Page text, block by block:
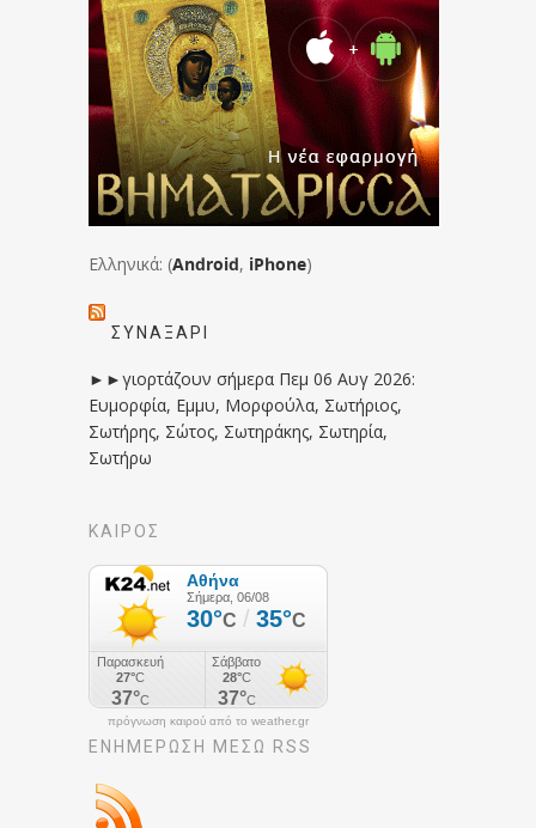
Ελληνικά: (Android, iPhone)
ΣΥΝΑΞΆΡΙ
►►γιορτάζουν σήμερα Πεμ 06 Αυγ 2026:
Ευμορφία, Εμμυ, Μορφούλα, Σωτήριος,
Σωτήρης, Σώτος, Σωτηράκης, Σωτηρία,
Σωτήρω
ΚΑΙΡΟΣ
πρόγνωση καιρού από το weather.gr
ΕΝΗΜΈΡΩΣΉ ΜΕΣΩ RSS